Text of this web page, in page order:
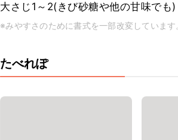
大さじ1～2(きび砂糖や他の甘味でも)
※みやすさのために書式を一部改変しています
たべれぽ